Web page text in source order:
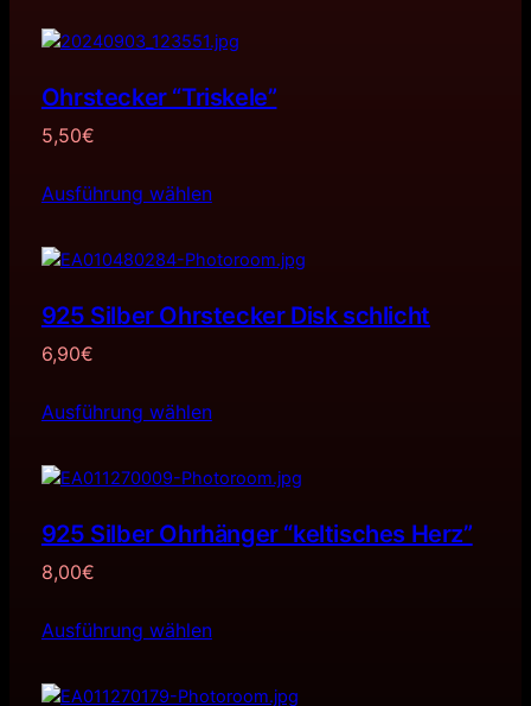
Ohrstecker “Triskele”
5,50€
Ausführung wählen
925 Silber Ohrstecker Disk schlicht
6,90€
Ausführung wählen
925 Silber Ohrhänger “keltisches Herz”
8,00€
Ausführung wählen